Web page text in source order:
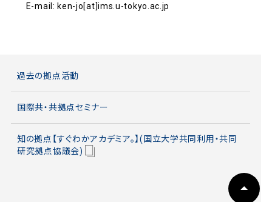
E-mail: ken-jo[at]ims.u-tokyo.ac.jp
過去の拠点活動
国際共・共拠点セミナー
知の拠点【すぐわかアカデミア。】(国立大学共同利用・共同
研究拠点協議会)